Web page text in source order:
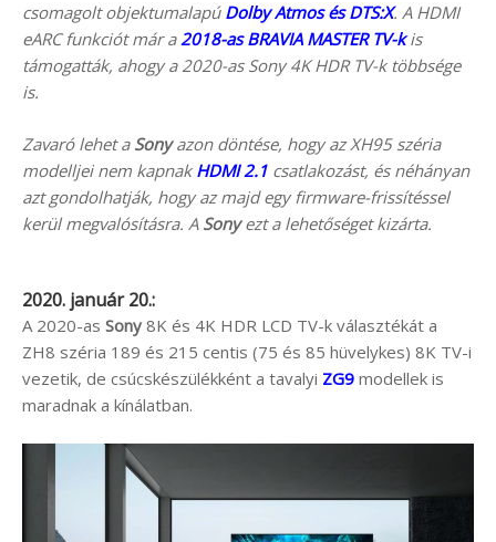
csomagolt objektumalapú Dolby Atmos és DTS:X. A HDMI
eARC funkciót már a2018-as BRAVIA MASTER TV-kis
támogatták, ahogy a 2020-as Sony 4K HDR TV-k többsége
is.
Zavaró lehet a Sonyazon döntése, hogy az XH95 széria
modelljei nem kapnak HDMI 2.1 csatlakozást, és néhányan
azt gondolhatják, hogy az majd egy firmware-frissítéssel
kerül megvalósításra. A Sonyezt a lehetőséget kizárta.
2020. január 20.:
A 2020-as Sony 8K és 4K HDR LCD TV-k választékát a
ZH8 széria 189 és 215 centis (75 és 85 hüvelykes) 8K TV-i
vezetik, de csúcskészülékként a tavalyi ZG9 modellek is
maradnak a kínálatban.